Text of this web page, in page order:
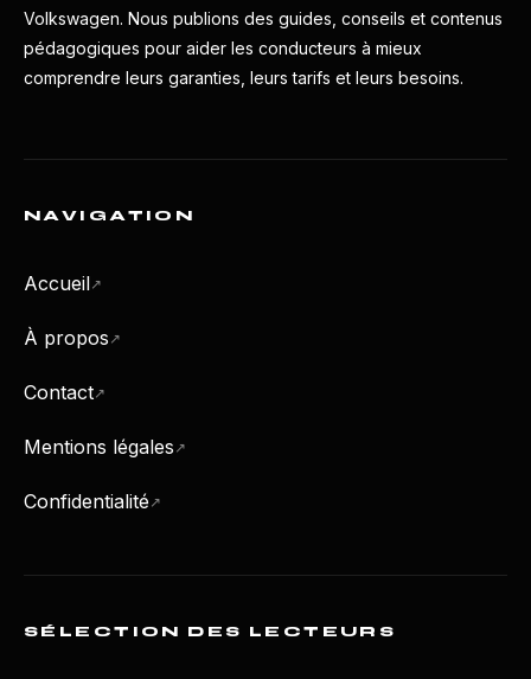
Volkswagen. Nous publions des guides, conseils et contenus
pédagogiques pour aider les conducteurs à mieux
comprendre leurs garanties, leurs tarifs et leurs besoins.
NAVIGATION
Accueil
À propos
Contact
Mentions légales
Confidentialité
SÉLECTION DES LECTEURS